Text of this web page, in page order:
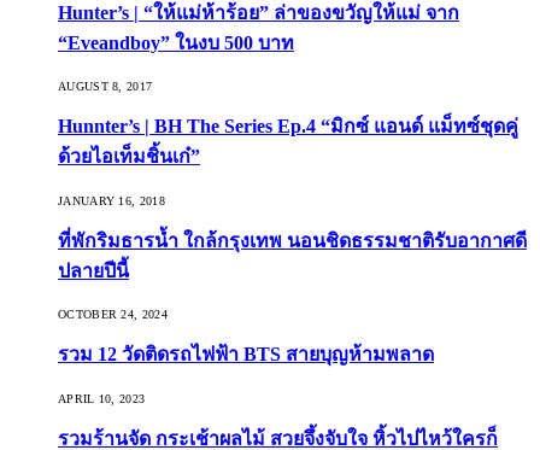
Hunter’s | “ให้แม่ห้าร้อย” ล่าของขวัญให้แม่ จาก
“Eveandboy” ในงบ 500 บาท
AUGUST 8, 2017
Hunnter’s | BH The Series Ep.4 “มิกซ์ แอนด์ แม็ทซ์ชุดคู่
ด้วยไอเท็มชิ้นเก๋”
JANUARY 16, 2018
ที่พักริมธารน้ำ ใกล้กรุงเทพ นอนชิดธรรมชาติรับอากาศดี
ปลายปีนี้
OCTOBER 24, 2024
รวม 12 วัดติดรถไฟฟ้า BTS สายบุญห้ามพลาด
APRIL 10, 2023
รวมร้านจัด กระเช้าผลไม้ สวยจึ้งจับใจ หิ้วไปไหว้ใครก็